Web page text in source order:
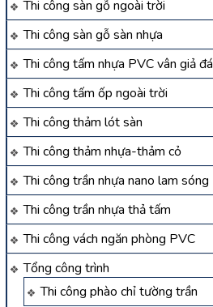
Thi công sàn gỗ ngoài trời
Thi công sàn gỗ sàn nhựa
Thi công tấm nhựa PVC vân giả đá
Thi công tấm ốp ngoài trời
Thi công thảm lót sàn
Thi công thảm nhựa-thảm cỏ
Thi công trần nhựa nano lam sóng
Thi công trần nhựa thả tấm
Thi công vách ngăn phòng PVC
Tổng công trình
Thi công phào chỉ tường trần